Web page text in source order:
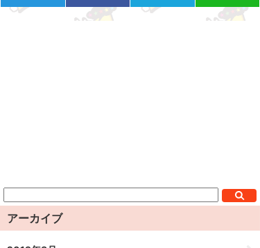
アーカイブ